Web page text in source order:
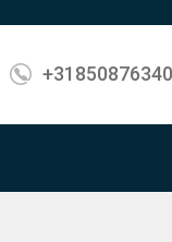
+31850876340